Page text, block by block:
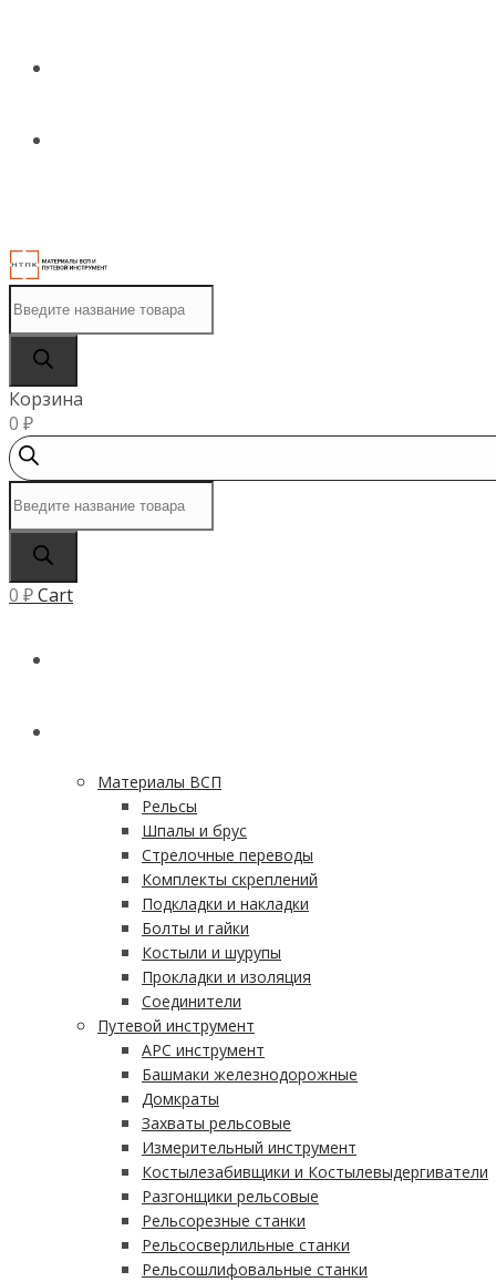
товаров
Корзина
0 ₽
товаров
0 ₽Cart
Материалы ВСП
Рельсы
Шпалы и брус
Стрелочные переводы
Комплекты скреплений
Подкладки и накладки
Болты и гайки
Костыли и шурупы
Прокладки и изоляция
Соединители
Путевой инструмент
АРС инструмент
Башмаки железнодорожные
Домкраты
Захваты рельсовые
Измерительный инструмент
Костылезабивщики и Костылевыдергиватели
Разгонщики рельсовые
Рельсорезные станки
Рельсосверлильные станки
Рельсошлифовальные станки